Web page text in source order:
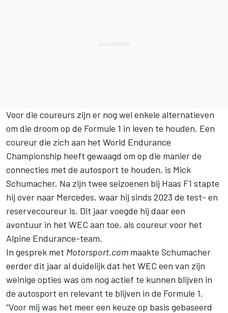
Voor die coureurs zijn er nog wel enkele alternatieven
om die droom op de Formule 1 in leven te houden. Een
coureur die zich aan het World Endurance
Championship heeft gewaagd om op die manier de
connecties met de autosport te houden, is Mick
Schumacher. Na zijn twee seizoenen bij Haas F1 stapte
hij over naar Mercedes, waar hij sinds 2023 de test- en
reservecoureur is. Dit jaar voegde hij daar een
avontuur in het WEC aan toe, als coureur voor het
Alpine Endurance-team.
In gesprek met Motorsport.com maakte Schumacher
eerder dit jaar al duidelijk dat het WEC een van zijn
weinige opties was om nog actief te kunnen blijven in
de autosport en relevant te blijven in de Formule 1.
“Voor mij was het meer een keuze op basis gebaseerd